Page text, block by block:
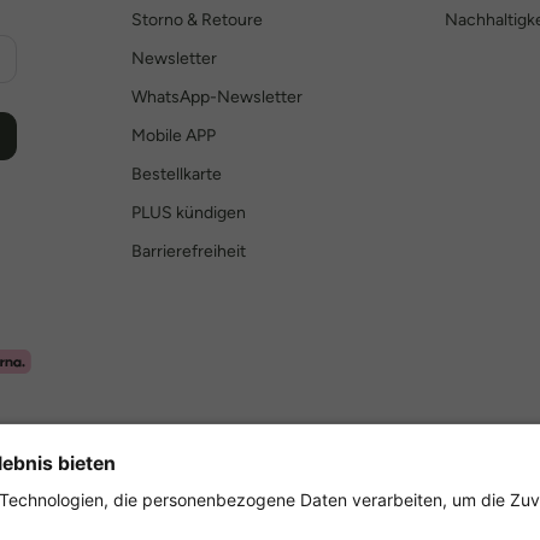
Storno & Retoure
Newsletter
WhatsApp-Newsletter
Mobile APP
Bestellkarte
PLUS kündigen
Barrierefreiheit
Sicher einkaufen mit